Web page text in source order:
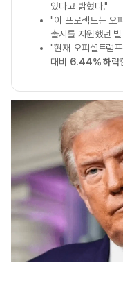
있다고 밝혔다."
"이 프로젝트는 오
출시를 지원했던
"현재 오피셜트럼
대비 6.44% 하락